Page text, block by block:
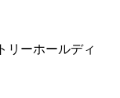
リーホールディ